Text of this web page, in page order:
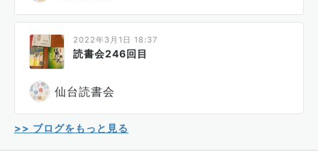
2022年3月1日 18:37
読書会246回目
仙台読書会
>> ブログをもっと見る